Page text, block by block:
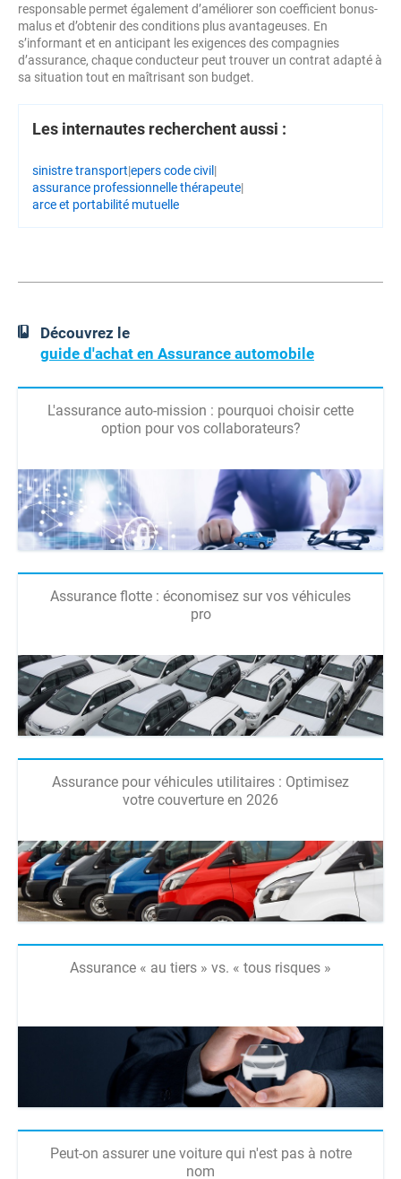
responsable permet également d’améliorer son coefficient bonus-
malus et d’obtenir des conditions plus avantageuses. En
s’informant et en anticipant les exigences des compagnies
d’assurance, chaque conducteur peut trouver un contrat adapté à
sa situation tout en maîtrisant son budget.
Les internautes recherchent aussi :
sinistre transport|epers code civil |
assurance professionnelle thérapeute|
arce et portabilité mutuelle
Découvrez le
guide d'achat en Assurance automobile
L'assurance auto-mission : pourquoi choisir cette
option pour vos collaborateurs?
Assurance flotte : économisez sur vos véhicules
pro
Assurance pour véhicules utilitaires : Optimisez
votre couverture en 2026
Assurance « au tiers » vs. « tous risques »
Peut-on assurer une voiture qui n'est pas à notre
nom